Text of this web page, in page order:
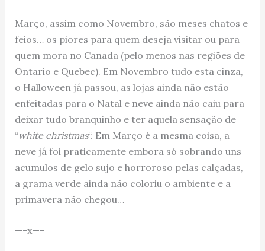
Março, assim como Novembro, são meses chatos e
feios… os piores para quem deseja visitar ou para
quem mora no Canada (pelo menos nas regiões de
Ontario e Quebec). Em Novembro tudo esta cinza,
o Halloween já passou, as lojas ainda não estão
enfeitadas para o Natal e neve ainda não caiu para
deixar tudo branquinho e ter aquela sensação de
“white christmas“. Em Março é a mesma coisa, a
neve já foi praticamente embora só sobrando uns
acumulos de gelo sujo e horroroso pelas calçadas,
a grama verde ainda não coloriu o ambiente e a
primavera não chegou…
—-x—–